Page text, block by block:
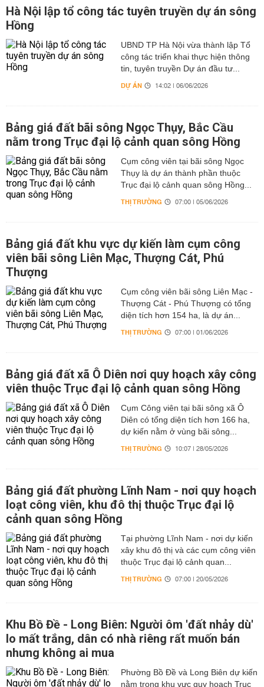
Hà Nội lập tổ công tác tuyên truyền dự án sông
Hồng
UBND TP Hà Nội vừa thành lập Tổ
công tác triển khai thực hiện thông
tin, tuyên truyền Dự án đầu tư...
DỰ ÁN 14:02 | 06/06/2026
Bảng giá đất bãi sông Ngọc Thụy, Bắc Cầu
nằm trong Trục đại lộ cảnh quan sông Hồng
Cụm công viên tại bãi sông Ngọc
Thụy là dự án thành phần thuộc
Trục đại lộ cảnh quan sông Hồng...
THỊ TRƯỜNG 07:00 | 05/06/2026
Bảng giá đất khu vực dự kiến làm cụm công
viên bãi sông Liên Mạc, Thượng Cát, Phú
Thượng
Cụm công viên bãi sông Liên Mạc -
Thượng Cát - Phú Thượng có tổng
diện tích hơn 154 ha, là dự án...
THỊ TRƯỜNG 07:00 | 01/06/2026
Bảng giá đất xã Ô Diên nơi quy hoạch xây công
viên thuộc Trục đại lộ cảnh quan sông Hồng
Cụm Công viên tại bãi sông xã Ô
Diên có tổng diện tích hơn 166 ha,
dự kiến nằm ở vùng bãi sông...
THỊ TRƯỜNG 10:07 | 28/05/2026
Bảng giá đất phường Lĩnh Nam - nơi quy hoạch
loạt công viên, khu đô thị thuộc Trục đại lộ
cảnh quan sông Hồng
Tại phường Lĩnh Nam - nơi dự kiến
xây khu đô thị và các cụm công viên
thuộc Trục đại lộ cảnh quan...
THỊ TRƯỜNG 07:00 | 20/05/2026
Khu Bồ Đề - Long Biên: Người ôm 'đất nhảy dù'
lo mất trắng, dân có nhà riêng rất muốn bán
nhưng không ai mua
Phường Bồ Đề và Long Biên dự kiến
nằm trong khu vực quy hoạch Trục